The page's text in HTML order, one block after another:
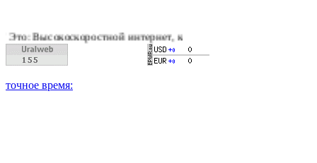
интернет, качественное цифровое и кабельное